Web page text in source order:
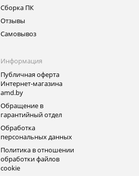
Сборка ПК
Отзывы
Самовывоз
Информация
Публичная оферта
Интернет-магазина
amd.by
Обращение в
гарантийный отдел
Обработка
персональных данных
Политика в отношении
обработки файлов
cookie